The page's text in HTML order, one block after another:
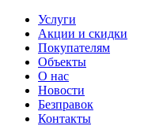
Услуги
Акции и скидки
Покупателям
Объекты
О нас
Новости
Безправок
Контакты